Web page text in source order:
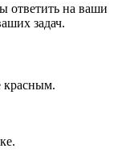
ответить на ваши
задач.
красным.